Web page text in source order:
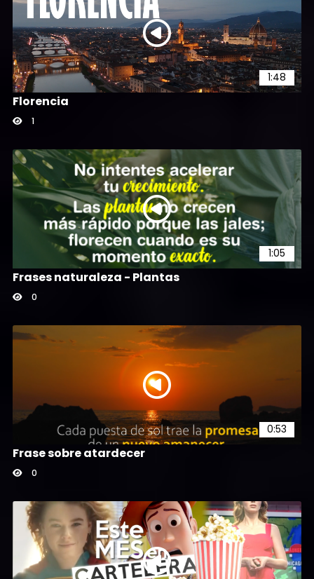
1:48
Florencia
1
1:05
Frases naturaleza - Plantas
0
0:53
Frase sobre atardecer
0